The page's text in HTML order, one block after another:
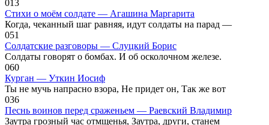
013
Стихи о моём солдате — Агашина Маргарита
Когда, чеканный шаг равняя, идут солдаты на парад —
051
Солдатские разговоры — Слуцкий Борис
Солдаты говорят о бомбах. И об осколочном железе.
060
Курган — Уткин Иосиф
Ты не мучь напрасно взора, Не придет он, Так же вот
036
Песнь воинов перед сраженьем — Раевский Владимир
Заутра грозный час отмщенья, Заутра, други, станем